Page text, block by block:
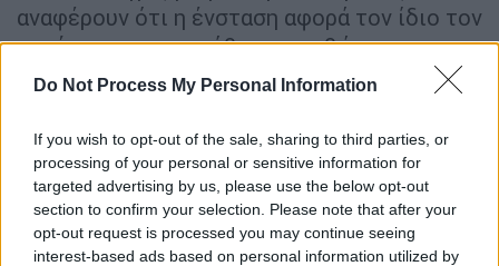
Do Not Process My Personal Information
If you wish to opt-out of the sale, sharing to third parties, or
processing of your personal or sensitive information for
targeted advertising by us, please use the below opt-out
section to confirm your selection. Please note that after your
opt-out request is processed you may continue seeing
interest-based ads based on personal information utilized by
αναφέρουν ότι η ένσταση αφορά τον ίδιο τον
πυρήνα της μεταρρύθμισης καθώς
εκφράζεται ο ισχυρισμός ότι βάσει του
ισχύοντος θεσμικού πλαισίου θα έπρεπε να
αναλάβει με ανάθεση το έργο, κάτι το οποίο
όμως, όπως σημειώνουν, αντιβαίνει την ίδια
την ευρωπαική οδηγία για την
απελευθέρωση της αγοράς των οδικών
μεταφορών.